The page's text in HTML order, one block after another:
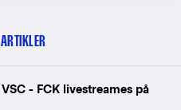
- FCK livestreames på